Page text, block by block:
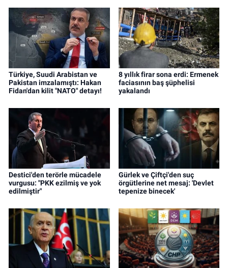
Türkiye, Suudi Arabistan ve
Pakistan imzalamıştı: Hakan
Fidan'dan kilit "NATO" detayı!
8 yıllık firar sona erdi: Ermenek
faciasının baş şüphelisi
yakalandı
Destici'den terörle mücadele
vurgusu: "PKK ezilmiş ve yok
edilmiştir"
Gürlek ve Çiftçi'den suç
örgütlerine net mesaj: 'Devlet
tepenize binecek'